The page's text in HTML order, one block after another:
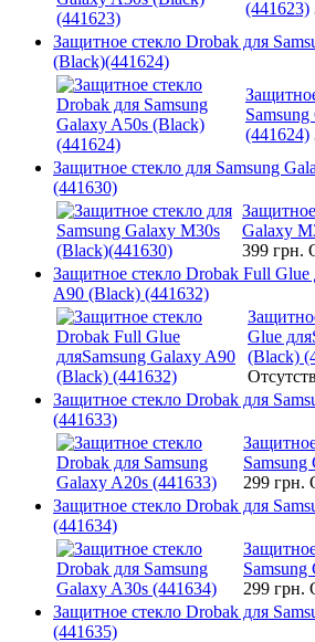
(441623)
Защитное стекло Drobak для
(Black)(441624)
(441624)
Защитное стекло для Samsung
(441630)
Galaxy
399 грн.
Защитное стекло Drobak Full Glue
A90 (Black) (441632)
Glue
(Black)
Защитное стекло Drobak для
(441633)
299 грн.
Защитное стекло Drobak для
(441634)
299 грн.
Защитное стекло Drobak для
(441635)